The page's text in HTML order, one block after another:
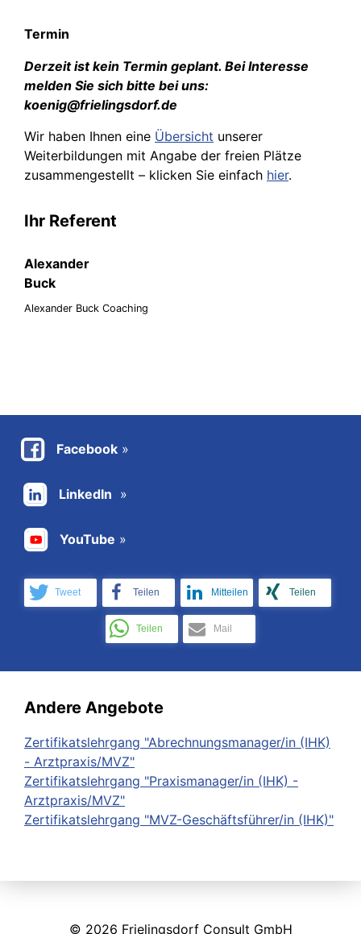
Termin
Derzeit ist kein Termin geplant. Bei Interesse
melden Sie sich bitte bei uns:
koenig@frielingsdorf.de
Wir haben Ihnen eine Übersicht unserer
Weiterbildungen mit Angabe der freien Plätze
zusammengestellt – klicken Sie einfach hier.
Ihr Referent
Alexander
Buck
Alexander Buck Coaching
Facebook
LinkedIn
YouTube
Tweet Teilen Mitteilen Teilen
Teilen Mail
Andere Angebote
Zertifikatslehrgang "Abrechnungsmanager/in (IHK)
- Arztpraxis/MVZ"
Zertifikatslehrgang "Praxismanager/in (IHK) -
Arztpraxis/MVZ"
Zertifikatslehrgang "MVZ-Geschäftsführer/in (IHK)"
© 2026 Frielingsdorf Consult GmbH